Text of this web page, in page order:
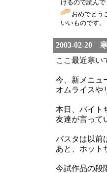
けるので読ん
おめでとう
いいものです。
2003-02-20
ここ最近寒い
今、新メニュ
オムライスや
本日、バイト
友達が言って
パスタは以前
あと、ホット
今試作品の段